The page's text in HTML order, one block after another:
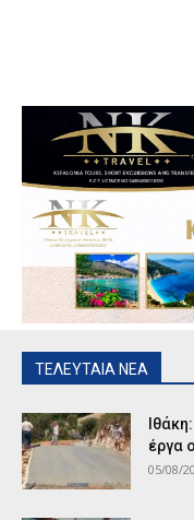
ΤΕΛΕΥΤΑΙΑ ΝΕΑ
έργα
05/08/